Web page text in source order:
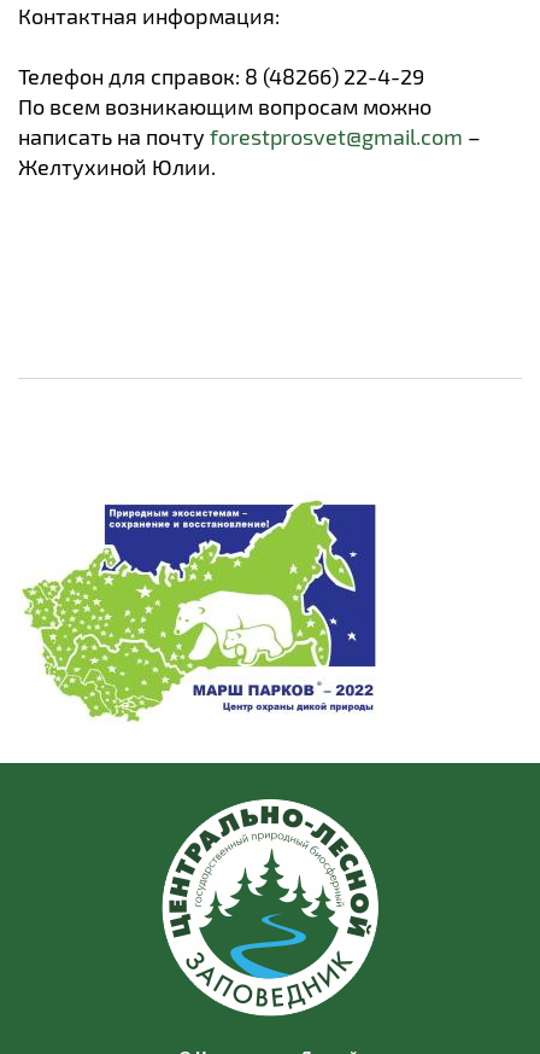
Контактная информация:
Телефон для справок: 8 (48266) 22-4-29
По всем возникающим вопросам можно
написать на почту forestprosvet@gmail.com –
Желтухиной Юлии.